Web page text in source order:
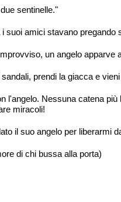
sentinelle."
suoi amici stavano
un angelo apparve
prendi la giacca e
l'angelo. Nessuna catena
miracoli!
il suo angelo per liberarmi
di chi bussa alla porta)